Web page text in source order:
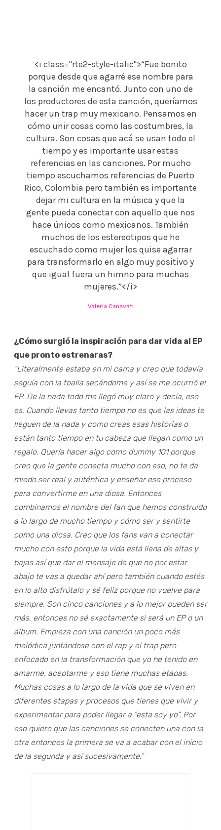
<i class="rte2-style-italic">“Fue bonito
porque desde que agarré ese nombre para
la canción me encantó. Junto con uno de
los productores de esta canción, queríamos
hacer un trap muy mexicano. Pensamos en
cómo unir cosas como las costumbres, la
cultura. Son cosas que acá se usan todo el
tiempo y es importante usar estas
referencias en las canciones. Por mucho
tiempo escuchamos referencias de Puerto
Rico, Colombia pero también es importante
dejar mi cultura en la música y que la
gente pueda conectar con aquello que nos
hace únicos como mexicanos. También
muchos de los estereotipos que he
escuchado como mujer los quise agarrar
para transformarlo en algo muy positivo y
que igual fuera un himno para muchas
mujeres.”</i>
Valeria Canavati
¿Cómo surgió la inspiración para dar vida al EP
que pronto estrenaras?
“Literalmente estaba en mi cama y creo que todavía
seguía con la toalla secándome y así se me ocurrió el
EP. De la nada todo me llegó muy claro y decía, eso
es. Cuando llevas tanto tiempo no es que las ideas te
lleguen de la nada y como creas esas historias o
están tanto tiempo en tu cabeza que llegan como un
regalo. Quería hacer algo como dummy 101 porque
creo que la gente conecta mucho con eso, no te da
miedo ser real y auténtica y enseñar ese proceso
para convertirme en una diosa. Entonces
combinamos el nombre del fan que hemos construido
a lo largo de mucho tiempo y cómo ser y sentirte
como una diosa. Creo que los fans van a conectar
mucho con esto porque la vida está llena de altas y
bajas así que dar el mensaje de que no por estar
abajo te vas a quedar ahí pero también cuando estés
en lo alto disfrútalo y sé feliz porque no vuelve para
siempre. Son cinco canciones y a lo mejor pueden ser
más, entonces no sé exactamente si será un EP o un
álbum. Empieza con una canción un poco más
melódica juntándose con el rap y el trap pero
enfocado en la transformación que yo he tenido en
amarme, aceptarme y eso tiene muchas etapas.
Muchas cosas a lo largo de la vida que se viven en
diferentes etapas y procesos que tienes que vivir y
experimentar para poder llegar a “esta soy yo”. Por
eso quiero que las canciones se conecten una con la
otra entonces la primera se va a acabar con el inicio
de la segunda y así sucesivamente.”